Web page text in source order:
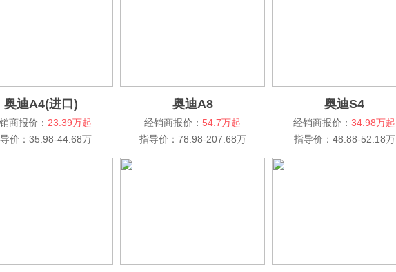
奥迪A4(进口)
商报价： 23.39万起
价：35.98-44.68万
奥迪A8
经销商报价： 54.7万起
指导价：78.98-207.68万
奥迪S4
经销商报价： 34.98万起
指导价：48.88-52.18万